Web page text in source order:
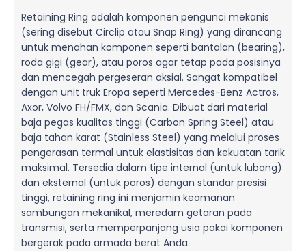
Retaining Ring adalah komponen pengunci mekanis
(sering disebut Circlip atau Snap Ring) yang dirancang
untuk menahan komponen seperti bantalan (bearing),
roda gigi (gear), atau poros agar tetap pada posisinya
dan mencegah pergeseran aksial. Sangat kompatibel
dengan unit truk Eropa seperti Mercedes-Benz Actros,
Axor, Volvo FH/FMX, dan Scania. Dibuat dari material
baja pegas kualitas tinggi (Carbon Spring Steel) atau
baja tahan karat (Stainless Steel) yang melalui proses
pengerasan termal untuk elastisitas dan kekuatan tarik
maksimal. Tersedia dalam tipe internal (untuk lubang)
dan eksternal (untuk poros) dengan standar presisi
tinggi, retaining ring ini menjamin keamanan
sambungan mekanikal, meredam getaran pada
transmisi, serta memperpanjang usia pakai komponen
bergerak pada armada berat Anda.